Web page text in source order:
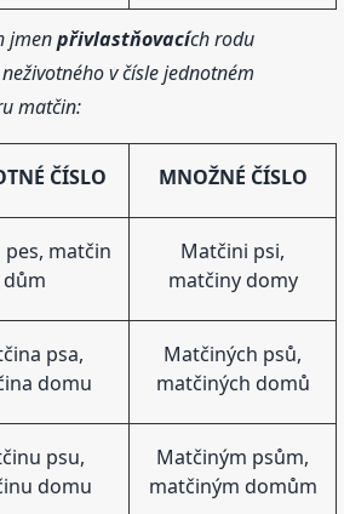
jmenpřivlastňovacích rodu
v čísle jednotném
matčin:
ČÍSLO MNOŽNÉ ČÍSLO
matčin
dům
Matčini psi,
matčiny domy
psa,
domu
Matčiných psů,
matčiných domů
psu,
domu
Matčiným psům,
matčiným domům